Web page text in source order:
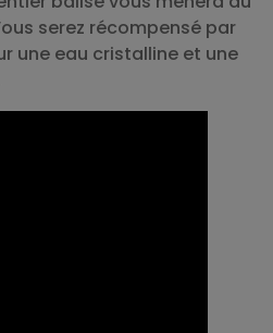
serez récompensé par
une eau cristalline et une